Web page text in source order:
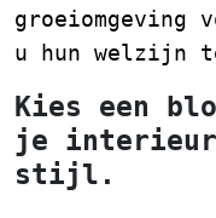
groeiomgeving
u hun welzijn
Kies een
je interieur
stijl.